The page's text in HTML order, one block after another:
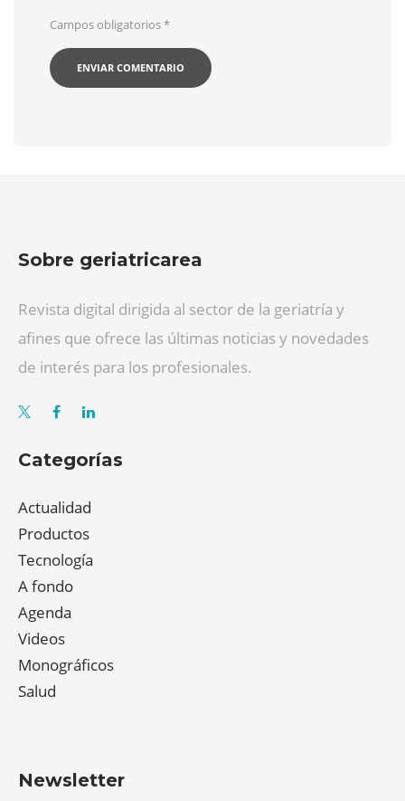
Campos obligatorios*
Sobre geriatricarea
Revista digital dirigida al sector de la geriatría y
afines que ofrece las últimas noticias y novedades
de interés para los profesionales.
Categorías
Actualidad
Productos
Tecnología
A fondo
Agenda
Videos
Monográficos
Salud
Newsletter